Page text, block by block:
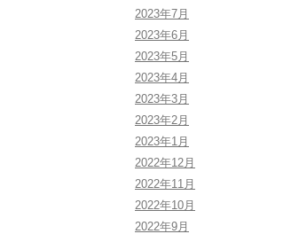
2023年7月
2023年6月
2023年5月
2023年4月
2023年3月
2023年2月
2023年1月
2022年12月
2022年11月
2022年10月
2022年9月